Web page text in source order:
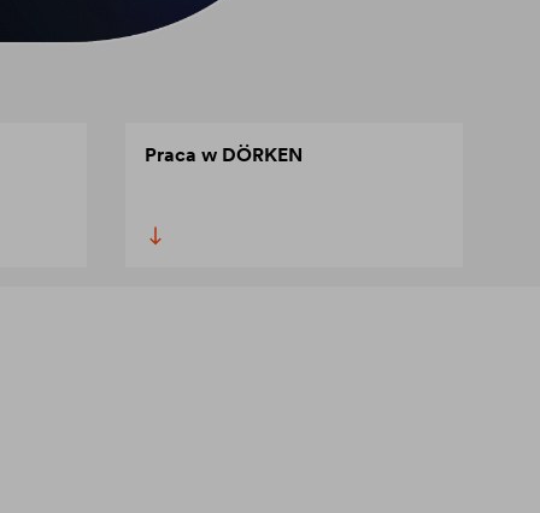
Praca w DÖRKEN